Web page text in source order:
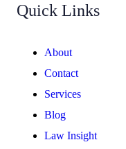
Quick Links
About
Contact
Services
Blog
Law Insight